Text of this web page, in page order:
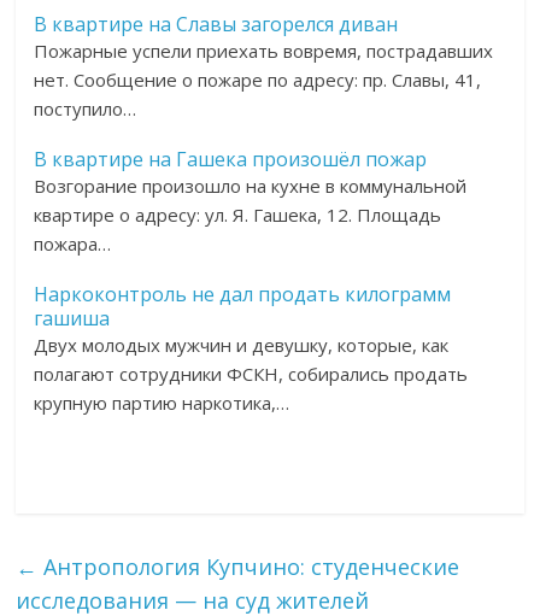
В квартире на Славы загорелся диван
Пожарные успели приехать вовремя, пострадавших
нет. Сообщение о пожаре по адресу: пр. Славы, 41,
поступило…
В квартире на Гашека произошёл пожар
Возгорание произошло на кухне в коммунальной
квартире о адресу: ул. Я. Гашека, 12. Площадь
пожара…
Наркоконтроль не дал продать килограмм
гашиша
Двух молодых мужчин и девушку, которые, как
полагают сотрудники ФСКН, собирались продать
крупную партию наркотика,…
← Антропология Купчино: студенческие
исследования — на суд жителей